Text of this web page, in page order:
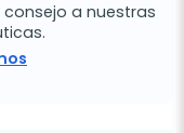
consejo a nuestras